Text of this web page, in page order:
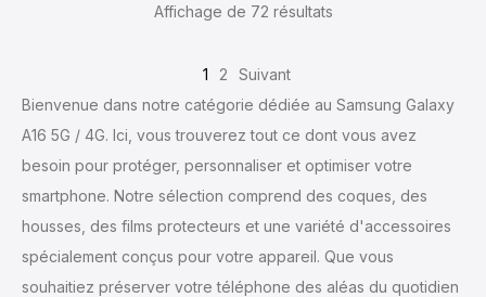
Affichage de 72 résultats
1 2
Suivant
Bienvenue dans notre catégorie dédiée au Samsung Galaxy
A16 5G / 4G. Ici, vous trouverez tout ce dont vous avez
besoin pour protéger, personnaliser et optimiser votre
smartphone. Notre sélection comprend des coques, des
housses, des films protecteurs et une variété d'accessoires
spécialement conçus pour votre appareil. Que vous
souhaitiez préserver votre téléphone des aléas du quotidien